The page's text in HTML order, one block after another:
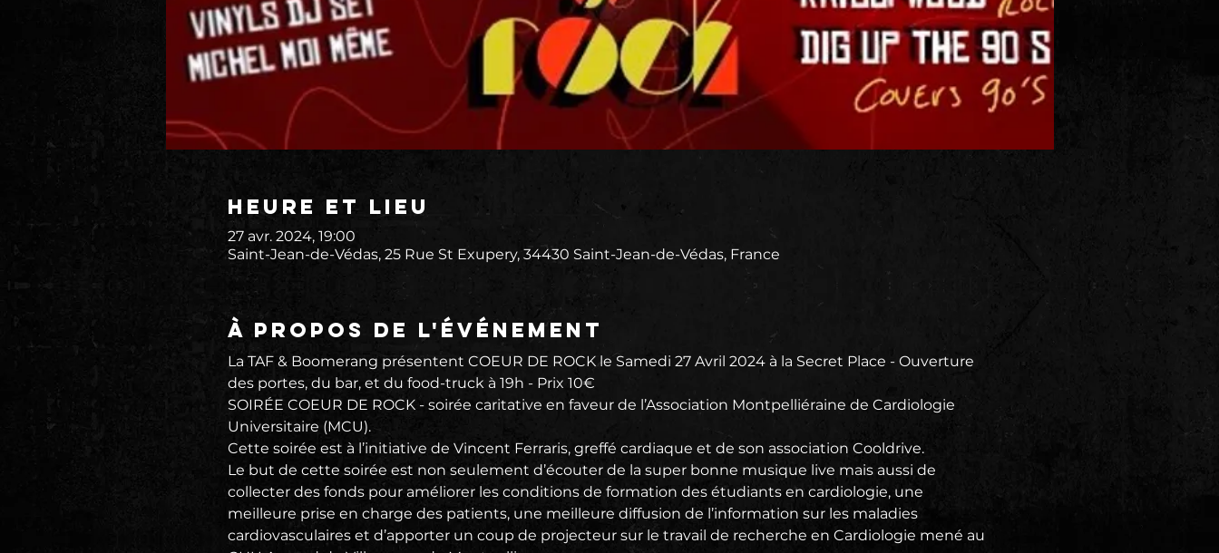
Heure et lieu
27 avr. 2024, 19:00
Saint-Jean-de-Védas, 25 Rue St Exupery, 34430 Saint-Jean-de-Védas, France
À propos de l'événement
La TAF & Boomerang présentent COEUR DE ROCK le Samedi 27 Avril 2024 à la Secret Place - Ouverture
des portes, du bar, et du food-truck à 19h - Prix 10€
SOIRÉE COEUR DE ROCK - soirée caritative en faveur de l’Association Montpelliéraine de Cardiologie
Universitaire (MCU).
Cette soirée est à l’initiative de Vincent Ferraris, greffé cardiaque et de son association Cooldrive.
Le but de cette soirée est non seulement d’écouter de la super bonne musique live mais aussi de
collecter des fonds pour améliorer les conditions de formation des étudiants en cardiologie, une
meilleure prise en charge des patients, une meilleure diffusion de l’information sur les maladies
cardiovasculaires et d’apporter un coup de projecteur sur le travail de recherche en Cardiologie mené au